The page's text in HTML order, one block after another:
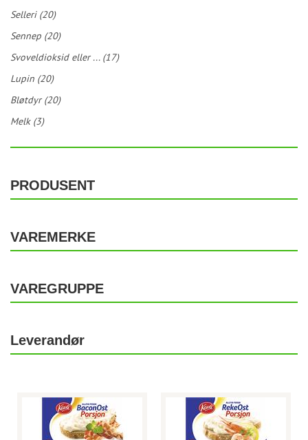
Selleri (20)
Sennep (20)
Svoveldioksid eller ... (17)
Lupin (20)
Bløtdyr (20)
Melk (3)
PRODUSENT
VAREMERKE
VAREGRUPPE
Leverandør